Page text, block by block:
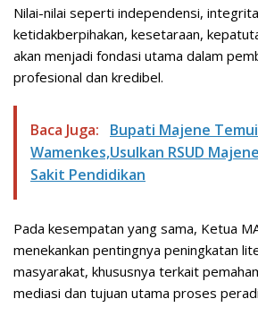
Nilai-nilai seperti independensi,
ketidakberpihakan, kesetaraan,
akan menjadi fondasi utama dalam
profesional dan kredibel.
Baca Juga:
Bupati Majene Temui
Wamenkes,Usulkan RSUD
Sakit Pendidikan
Pada kesempatan yang sama, Ketua
menekankan pentingnya peningkatan
masyarakat, khususnya terkait
mediasi dan tujuan utama proses